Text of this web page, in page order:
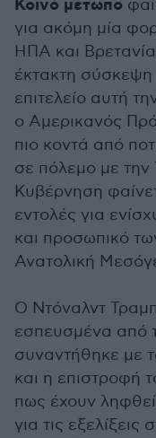
Κοινό μέτωπο
για ακόμη μία
ΗΠΑ και
έκτακτη σύσκεψη
επιτελείο αυτή
ο Αμερικανός
πιο κοντά από
σε πόλεμο με την
Κυβέρνηση
εντολές για
και προσωπικό
Ανατολική
Ο Ντόναλντ
εσπευσμένα από
συναντήθηκε με
και η επιστροφή
πως έχουν
για τις